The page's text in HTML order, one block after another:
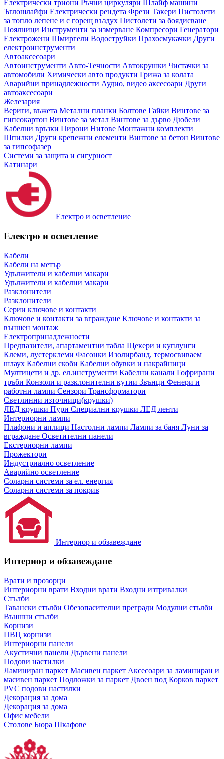
Електрически триони Ръчни циркуляри
Шлайф машини
Ъглошлайфи Електрически рендета Фрези Такери Пистолети
за топло лепене и с горещ въздух Пистолети за боядисване
Поялници Инструменти за измерване Компресори Генератори
Електрожени Шмиргели Водоструйки Прахосмукачки Други
електроинструменти
Автоаксесоари
Автоинструменти Авто-Течности Автокрушки Чистачки за
автомобили Химически авто продукти Грижа за колата
Аварийни принадлежности Аудио, видео аксесоари Други
автоаксесоари
Железария
Вериги, въжета Метални планки Болтове Гайки Винтове за
гипсокартон Винтове за метал Винтове за дърво Дюбели
Кабелни връзки Пирони Нитове Монтажни комплекти
Шпилки Други крепежни елементи Винтове за бетон Винтове
за гипсофазер
Системи за защита и сигурност
Катинари
Електро и осветление
Електро и осветление
Кабели
Кабели на метър
Удължители и кабелни макари
Удължители и кабелни макари
Разклонители
Разклонители
Серии ключове и контакти
Ключове и контакти за вграждане Ключове и контакти за
външен монтаж
Електропринадлежности
Предпазители, апартаментни табла Щекери и куплунги
Клеми, лустерклеми Фасонки Изолирбанд, термосвиваем
шлаух Кабелни скоби Кабелни обувки и накрайници
Мултицети и др. ел.инструменти Кабелни канали Гофрирани
тръби Конзоли и разклонителни кутии Звънци Фенери и
работни лампи Сензори Трансформатори
Светлинни източници(крушки)
ЛЕД крушки Пури Специални крушки ЛЕД ленти
Интериорни лампи
Плафони и аплици Настолни лампи Лампи за баня Луни за
вграждане Осветителни панели
Екстериорни лампи
Прожектори
Индустриално осветление
Аварийно осветление
Соларни системи за ел. енергия
Соларни системи за покрив
Интериор и обзавеждане
Интериор и обзавеждане
Врати и прозорци
Интериорни врати Входни врати Входни изтривалки
Стълби
Тавански стълби Обезопасителни прегради Модулни стълби
Външни стълби
Корнизи
ПВЦ корнизи
Интериорни панели
Акустични панели Дървени панели
Подови настилки
Ламиниран паркет Масивен паркет Аксесоари за ламиниран и
масивен паркет Подложки за паркет Двоен под Корков паркет
PVC подови настилки
Декорация за дома
Декорация за дома
Офис мебели
Столове Бюра Шкафове